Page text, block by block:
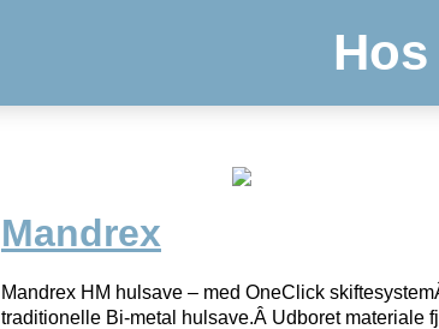
Mandrex
Mandrex HM hulsave – med OneClick
traditionelle Bi-metal hulsave.Â Udboret materiale